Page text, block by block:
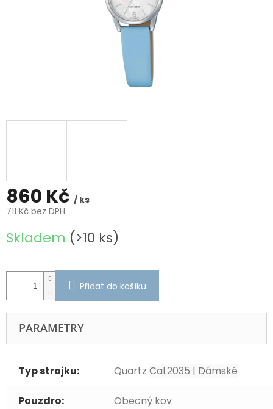
860 Kč / ks
711 Kč bez DPH
cena:
Skladem (>10 ks)
Přidat do košíku
PARAMETRY
Typ strojku: Quartz Cal.2035 | Dámské
Pouzdro: Obecný kov